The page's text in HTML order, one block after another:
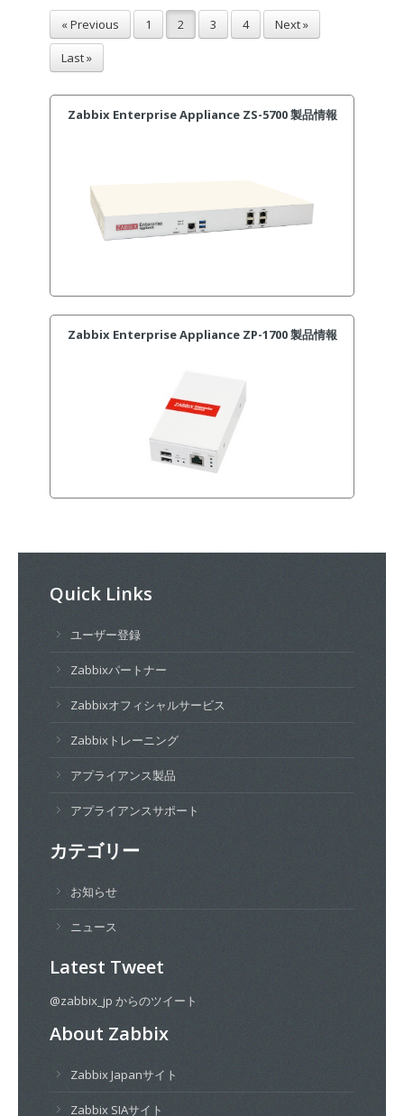
« Previous 1 2 3 4 Next »
Last »
Zabbix Enterprise Appliance ZS-5700 製品情報
Zabbix Enterprise Appliance ZP-1700 製品情報
Quick Links
ユーザー登録
Zabbixパートナー
Zabbixオフィシャルサービス
Zabbixトレーニング
アプライアンス製品
アプライアンスサポート
カテゴリー
お知らせ
ニュース
Latest Tweet
@zabbix_jp からのツイート
About Zabbix
Zabbix Japanサイト
Zabbix SIAサイト